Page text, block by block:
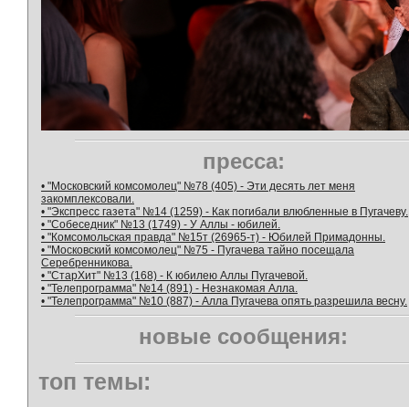
пресса:
• "Московский комсомолец" №78 (405) - Эти десять лет меня
закомплексовали.
• "Экспресс газета" №14 (1259) - Как погибали влюбленные в Пугачеву.
• "Собеседник" №13 (1749) - У Аллы - юбилей.
• "Комсомольская правда" №15т (26965-т) - Юбилей Примадонны.
• "Московский комсомолец" №75 - Пугачева тайно посещала
Серебренникова.
• "СтарХит" №13 (168) - К юбилею Аллы Пугачевой.
• "Телепрограмма" №14 (891) - Незнакомая Алла.
• "Телепрограмма" №10 (887) - Алла Пугачева опять разрешила весну.
новые сообщения:
топ темы: